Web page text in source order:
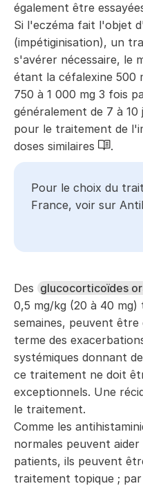
également être
Si l'eczéma fait l'objet
(impétiginisation), un
s'avérer nécessaire, le
étant la céfalexine 500
750 à 1 000 mg 3 fois
généralement de 7 à
pour le traitement de
doses similaires
.
Pour le choix du
France, voir sur
Des glucocorticoïdes
0,5 mg/kg (20 à 40 mg)
semaines, peuvent
terme des
systémiques donnant
ce traitement ne doit
exceptionnels. Une
le traitement.
Comme les
normales peuvent
patients, ils peuvent
traitement topique ; par